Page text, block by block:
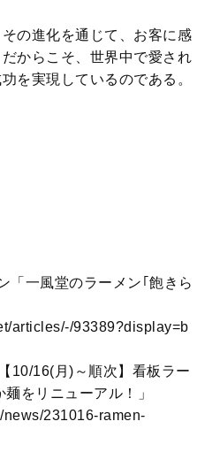
の進化を通じて、お客に感
からこそ、世界中で愛され
を実現しているのである。
一風堂のラーメン｢飽きら
93389?display=b
16(月)～順次】看板ラー
をリニューアル！」
231016-ramen-